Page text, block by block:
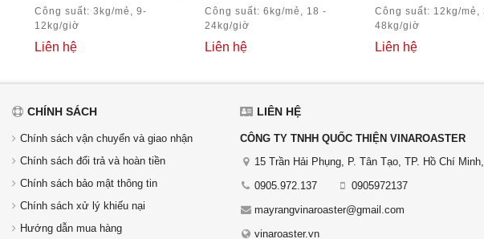
Công suất: 3kg/mẻ, 9-
12kg/giờ
Liên hệ
Công suất: 6kg/mẻ, 18 -
24kg/giờ
Liên hệ
Công suất: 12kg/mẻ,
48kg/giờ
Liên hệ
CHÍNH SÁCH
Chính sách vận chuyển và giao nhận
Chính sách đổi trả và hoàn tiền
Chính sách bảo mật thông tin
Chính sách xử lý khiếu nại
Hướng dẫn mua hàng
LIÊN HỆ
CÔNG TY TNHH QUỐC THIỆN VINAROASTER
15 Trần Hải Phụng, P. Tân Tạo, TP. Hồ Chí
0905.972.137
0905972137
mayrangvinaroaster@gmail.com
vinaroaster.vn